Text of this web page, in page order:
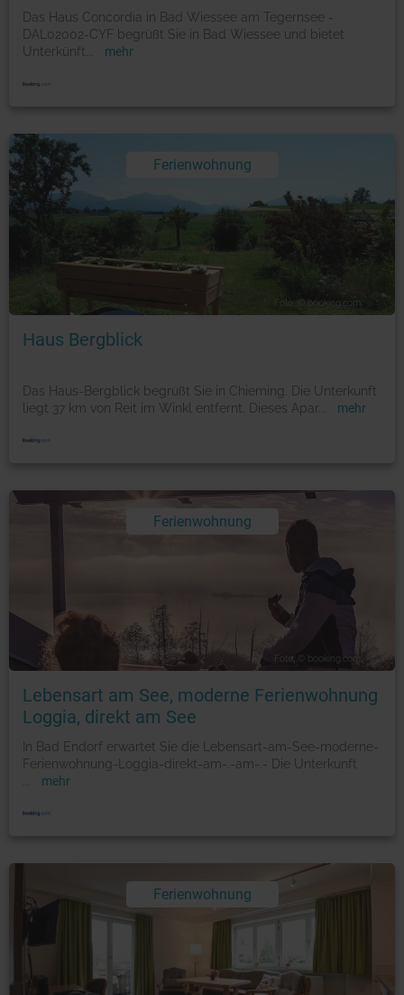
Das Haus Concordia in Bad Wiessee am Tegernsee -
DAL02002-CYF begrüßt Sie in Bad Wiessee und bietet
Unterkünft
mehr
Ferienwohnung
Foto: © booking.com
Haus Bergblick
Das Haus-Bergblick begrüßt Sie in Chieming. Die Unterkunft
liegt 37 km von Reit im Winkl entfernt. Dieses Apar
mehr
Ferienwohnung
Foto: © booking.com
Lebensart am See, moderne Ferienwohnung
Loggia, direkt am See
In Bad Endorf erwartet Sie die Lebensart-am-See-moderne-
Ferienwohnung-Loggia-direkt-am-.-am-.- Die Unterkunft
mehr
Ferienwohnung